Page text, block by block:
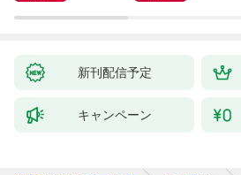
新刊配信予定
キャンペーン